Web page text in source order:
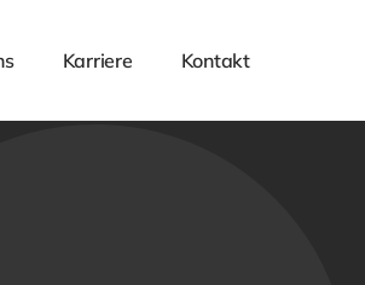
Karriere Kontakt